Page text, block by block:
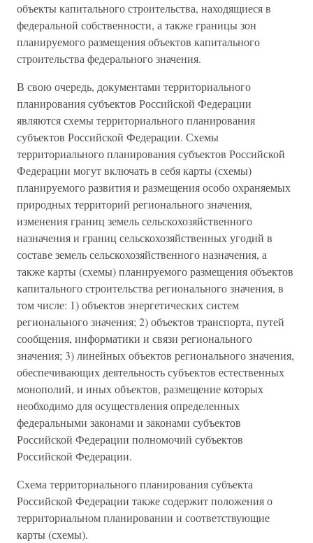
объекты капитального строительства, находящиеся в
федеральной собственности, а также границы зон
планируемого размещения объектов капитального
строительства федерального значения.
В свою очередь, документами территориального
планирования субъектов Российской Федерации
являются схемы территориального планирования
субъектов Российской Федерации. Схемы
территориального планирования субъектов Российской
Федерации могут включать в себя карты (схемы)
планируемого развития и размещения особо охраняемых
природных территорий регионального значения,
изменения границ земель сельскохозяйственного
назначения и границ сельскохозяйственных угодий в
составе земель сельскохозяйственного назначения, а
также карты (схемы) планируемого размещения объектов
капитального строительства регионального значения, в
том числе: 1) объектов энергетических систем
регионального значения; 2) объектов транспорта, путей
сообщения, информатики и связи регионального
значения; 3) линейных объектов регионального значения,
обеспечивающих деятельность субъектов естественных
монополий, и иных объектов, размещение которых
необходимо для осуществления определенных
федеральными законами и законами субъектов
Российской Федерации полномочий субъектов
Российской Федерации.
Схема территориального планирования субъекта
Российской Федерации также содержит положения о
территориальном планировании и соответствующие
карты (схемы).